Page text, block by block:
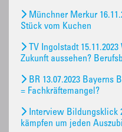
Münchner Merkur
Stück vom Kuchen
TV Ingolstadt
Zukunft aussehen?
BR 13.07.2023 Bayerns
= Fachkräftemangel?
Interview Bildungsklick
kämpfen um jeden